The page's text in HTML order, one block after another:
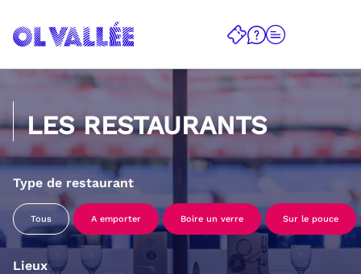
LES RESTAURANTS
Type de restaurant
Tous A emporter Boire un verre Sur le pouce
Lieux